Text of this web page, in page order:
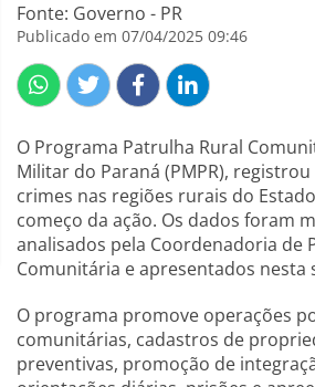
Fonte: Governo - PR
Publicado em 07/04/2025 09:46
O Programa Patrulha Rural
Militar do Paraná (PMPR),
crimes nas regiões rurais do
começo da ação. Os dados foram
analisados pela Coordenadoria de
Comunitária e apresentados nesta
O programa promove operações
comunitárias, cadastros de
preventivas, promoção de